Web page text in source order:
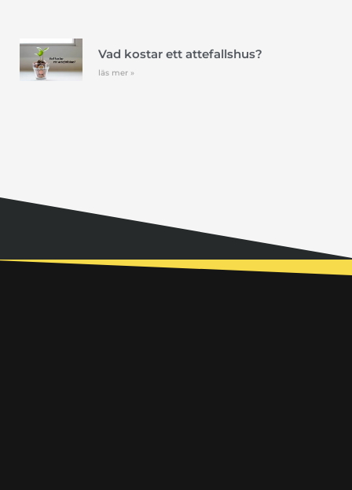
Vad kostar ett attefallshus?
läs mer »